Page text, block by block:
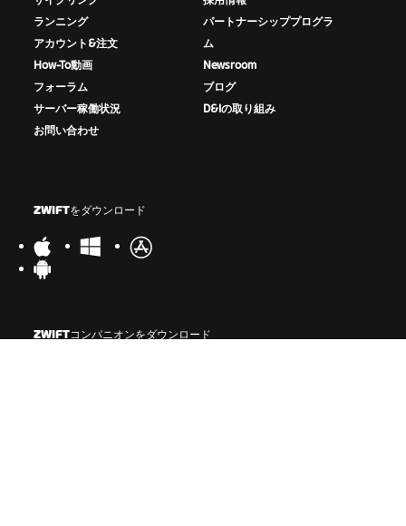
ランニング
アカウント&注文
How-To動画
フォーラム
サーバー稼働状況
お問い合わせ
パートナーシッププログラ
ム
Newsroom
ブログ
D&Iの取り組み
ZWIFTをダウンロード
ZWIFTコンパニオンをダウンロード